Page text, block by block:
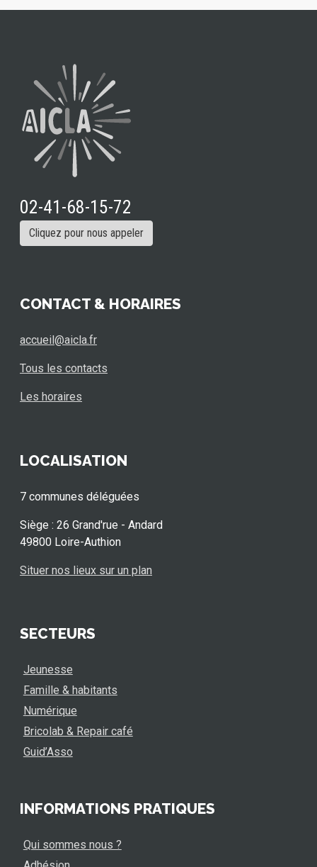
02-41-68-15-72
Cliquez pour nous appeler
CONTACT & HORAIRES
accueil@aicla.fr
Tous les contacts
Les horaires
LOCALISATION
7 communes déléguées
Siège : 26 Grand'rue - Andard
49800 Loire-Authion
Situer nos lieux sur un plan
SECTEURS
Jeunesse
Famille & habitants
Numérique
Bricolab & Repair café
Guid’Asso
INFORMATIONS PRATIQUES
Qui sommes nous ?